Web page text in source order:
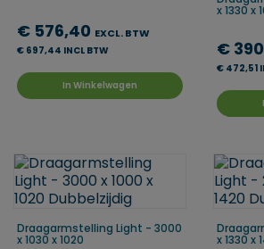
€ 576,40 EXCL. BTW
€ 697,44 INCL BTW
In Winkelwagen
x 1330 x
€
€ 472,51
Draagarmstelling Light - 3000
x 1030 x 1020 x 1330 x